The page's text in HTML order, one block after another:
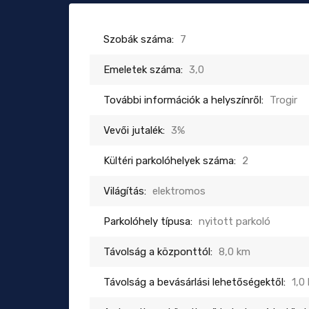
Szobák száma: 7
Emeletek száma: 3,0
További információk a helyszínről: Trogir
Vevői jutalék: 3%
Kültéri parkolóhelyek száma: 2
Világítás: elektromos
Parkolóhely típusa: nyitott parkoló
Távolság a központtól: 8,0 km
Távolság a bevásárlási lehetőségektől: 1,0